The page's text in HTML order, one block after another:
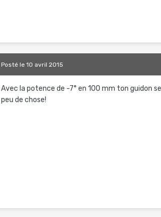
Postéle 10 avril 2015
Avec la potence de -7° en 100 mm ton guidon
peu de chose!